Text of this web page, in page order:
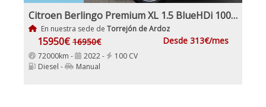
Citroen Berlingo Premium XL 1.5 BlueHDi 100Cv Etiqueta C IVA Garantía Incl Nacional
En nuestra sede de Torrejón de Ardoz
15950€ 16950€ Desde 313€/mes
72000km - 2022 -
100 CV
Diesel -
Manual